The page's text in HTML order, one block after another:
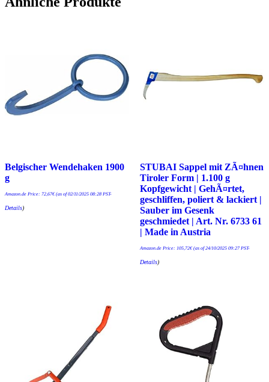
Belgischer Wendehaken 1900
g
Amazon.de Price: 72,67€(as of 02/11/2025 08:28 PST-
Details)
STUBAI Sappel mit ZÃ¤hnen
Tiroler Form | 1.100 g
Kopfgewicht | GehÃ¤rtet,
geschliffen, poliert & lackiert |
Sauber im Gesenk
geschmiedet | Art. Nr. 6733 61
| Made in Austria
Amazon.de Price: 105,72€(as of 24/10/2025 09:27 PST-
Details)